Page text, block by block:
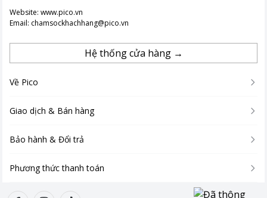
Website: www.pico.vn
Email: chamsockhachhang@pico.vn
Hệ thống cửa hàng →
Về Pico
Giao dịch & Bán hàng
Bảo hành & Đổi trả
Phương thức thanh toán